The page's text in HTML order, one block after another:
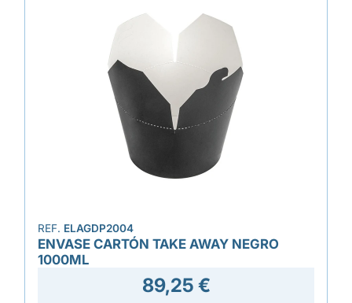
REF. ELAGDP2004
ENVASE CARTÓN TAKE AWAY NEGRO
1000ML
89,25 €